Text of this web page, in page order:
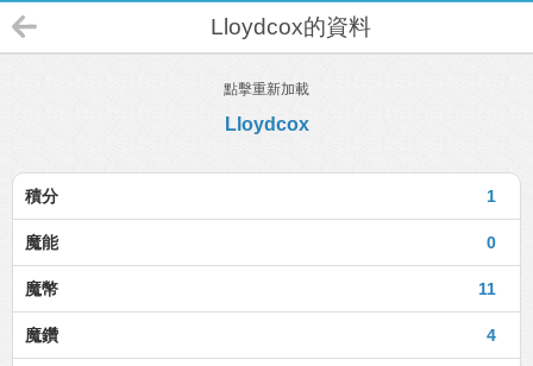
Lloydcox的資料
點擊重新加載
Lloydcox
1
積分
0
魔能
11
魔幣
4
魔鑽